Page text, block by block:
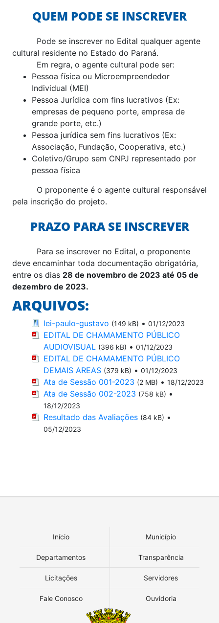
QUEM PODE SE INSCREVER
Pode se inscrever no Edital qualquer agente
cultural residente no Estado do Paraná.
Em regra, o agente cultural pode ser:
Pessoa física ou Microempreendedor
Individual (MEI)
Pessoa Jurídica com fins lucrativos (Ex:
empresas de pequeno porte, empresa de
grande porte, etc.)
Pessoa jurídica sem fins lucrativos (Ex:
Associação, Fundação, Cooperativa, etc.)
Coletivo/Grupo sem CNPJ representado por
pessoa física
O proponente é o agente cultural responsável
pela inscrição do projeto.
PRAZO PARA SE INSCREVER
Para se inscrever no Edital, o proponente
deve encaminhar toda documentação obrigatória,
entre os dias 28 de novembro de 2023 até 05 de
dezembro de 2023.
ARQUIVOS:
lei-paulo-gustavo (149 kB) • 01/12/2023
EDITAL DE CHAMAMENTO PÚBLICO
AUDIOVISUAL (396 kB) • 01/12/2023
EDITAL DE CHAMAMENTO PÚBLICO
DEMAIS AREAS (379 kB) • 01/12/2023
Ata de Sessão 001-2023 (2 MB) • 18/12/2023
Ata de Sessão 002-2023 (758 kB) •
18/12/2023
Resultado das Avaliações (84 kB) •
05/12/2023
Início Município
Departamentos Transparência
Licitações Servidores
Fale Conosco Ouvidoria